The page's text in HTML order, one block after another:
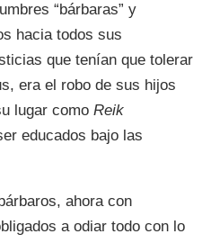
“bárbaras” y
hacia todos sus
que tenían que tolerar
era el robo de sus hijos
lugar como Reik
educados bajo las
ahora con
a odiar todo con lo